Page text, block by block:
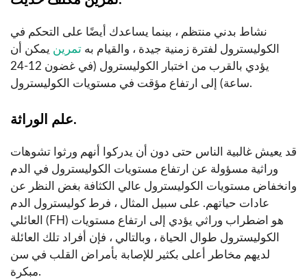
نشاط بدني منتظم ، بينما يساعدك أيضًا على التحكم في
الكوليسترول لفترة زمنية جيدة ، والقيام به تمرين يمكن أن
يؤدي بالقرب من اختبار الكوليسترول (في غضون 12-24
ساعة) إلى ارتفاع مؤقت في مستويات الكوليسترول.
علم الوراثة.
قد يعيش غالبية الناس حتى دون أن يدركوا أنهم ورثوا تشوهات
وراثية مسؤولة عن ارتفاع مستويات الكوليسترول في الدم
وانخفاض مستويات الكوليسترول عالي الكثافة بغض النظر عن
عادات حياتهم. على سبيل المثال ، فرط كوليسترول الدم
العائلي (FH) هو اضطراب وراثي يؤدي إلى ارتفاع مستويات
الكوليسترول طوال الحياة ، وبالتالي ، فإن أفراد تلك العائلة
لديهم مخاطر أعلى بكثير للإصابة بأمراض القلب في سن
مبكرة.